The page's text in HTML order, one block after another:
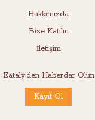
Hakkımızda
Bize Katılın
İletişim
Eataly'den Haberdar Olun
Kayıt Ol